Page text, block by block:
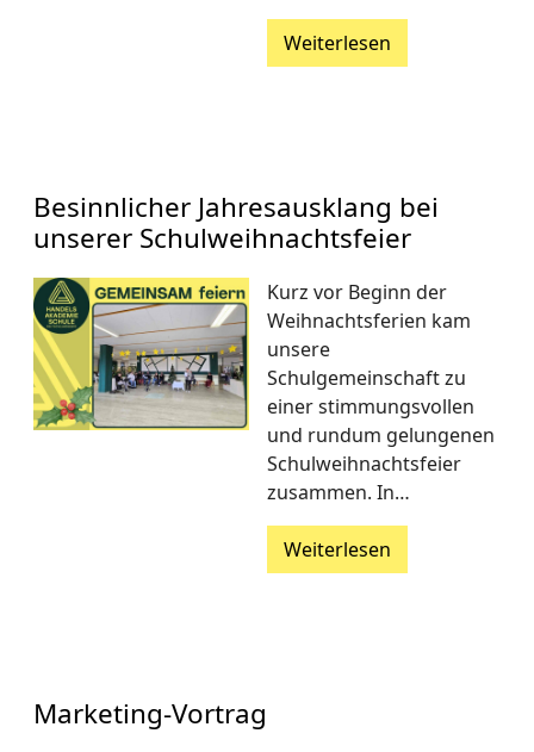
Weiterlesen
Besinnlicher Jahresausklang bei
unserer Schulweihnachtsfeier
Kurz vor Beginn der
Weihnachtsferien kam
unsere
Schulgemeinschaft zu
einer stimmungsvollen
und rundum gelungenen
Schulweihnachtsfeier
zusammen. In…
Weiterlesen
Marketing-Vortrag